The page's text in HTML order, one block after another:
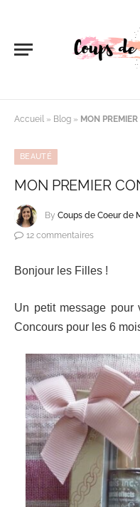
Accueil » Blog » MON
BEAUTÉ
MON PREMIER
By Coups de Coeur de
12 commentaires
Bonjour les Filles !
Un petit message pour
Concours pour les 6